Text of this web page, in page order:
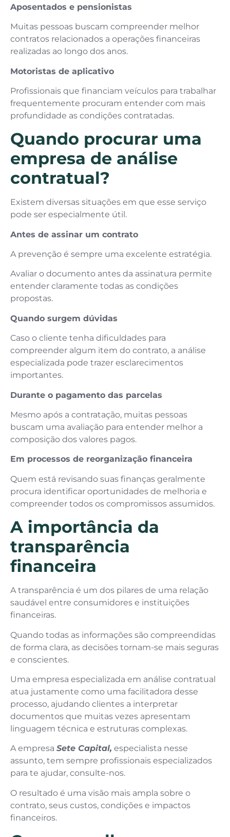
Aposentados e pensionistas
Muitas pessoas buscam compreender melhor
contratos relacionados a operações financeiras
realizadas ao longo dos anos.
Motoristas de aplicativo
Profissionais que financiam veículos para trabalhar
frequentemente procuram entender com mais
profundidade as condições contratadas.
Quando procurar uma
empresa de análise
contratual?
Existem diversas situações em que esse serviço
pode ser especialmente útil.
Antes de assinar um contrato
A prevenção é sempre uma excelente estratégia.
Avaliar o documento antes da assinatura permite
entender claramente todas as condições
propostas.
Quando surgem dúvidas
Caso o cliente tenha dificuldades para
compreender algum item do contrato, a análise
especializada pode trazer esclarecimentos
importantes.
Durante o pagamento das parcelas
Mesmo após a contratação, muitas pessoas
buscam uma avaliação para entender melhor a
composição dos valores pagos.
Em processos de reorganização financeira
Quem está revisando suas finanças geralmente
procura identificar oportunidades de melhoria e
compreender todos os compromissos assumidos.
A importância da
transparência
financeira
A transparência é um dos pilares de uma relação
saudável entre consumidores e instituições
financeiras.
Quando todas as informações são compreendidas
de forma clara, as decisões tornam-se mais seguras
e conscientes.
Uma empresa especializada em análise contratual
atua justamente como uma facilitadora desse
processo, ajudando clientes a interpretar
documentos que muitas vezes apresentam
linguagem técnica e estruturas complexas.
A empresa Sete Capital, especialista nesse
assunto, tem sempre profissionais especializados
para te ajudar, consulte-nos.
O resultado é uma visão mais ampla sobre o
contrato, seus custos, condições e impactos
financeiros.